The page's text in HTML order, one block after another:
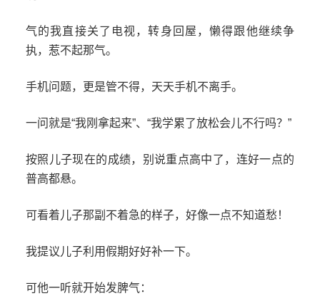
气的我直接关了电视，转身回屋，懒得跟他继续争
执，惹不起那气。
手机问题，更是管不得，天天手机不离手。
一问就是“我刚拿起来”、“我学累了放松会儿不行吗？”
按照儿子现在的成绩，别说重点高中了，连好一点的
普高都悬。
可看着儿子那副不着急的样子，好像一点不知道愁！
我提议儿子利用假期好好补一下。
可他一听就开始发脾气：